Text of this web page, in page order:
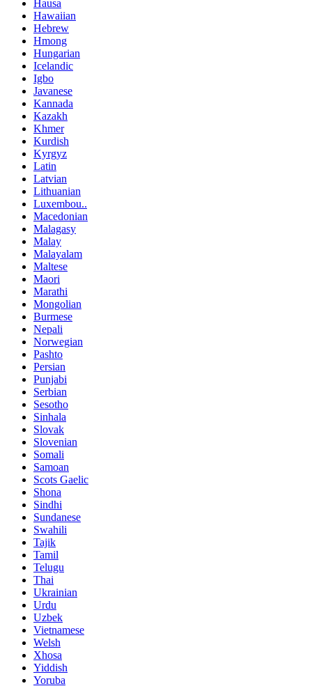
Hausa
Hawaiian
Hebrew
Hmong
Hungarian
Icelandic
Igbo
Javanese
Kannada
Kazakh
Khmer
Kurdish
Kyrgyz
Latin
Latvian
Lithuanian
Luxembou..
Macedonian
Malagasy
Malay
Malayalam
Maltese
Maori
Marathi
Mongolian
Burmese
Nepali
Norwegian
Pashto
Persian
Punjabi
Serbian
Sesotho
Sinhala
Slovak
Slovenian
Somali
Samoan
Scots Gaelic
Shona
Sindhi
Sundanese
Swahili
Tajik
Tamil
Telugu
Thai
Ukrainian
Urdu
Uzbek
Vietnamese
Welsh
Xhosa
Yiddish
Yoruba